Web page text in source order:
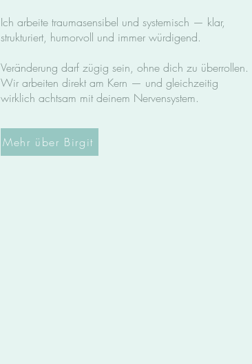
Ich arbeite traumasensibel und systemisch — klar,
strukturiert, humorvoll und immer würdigend.
Veränderung darf zügig sein, ohne dich zu überrollen.
Wir arbeiten direkt am Kern — und gleichzeitig
wirklich achtsam mit deinem Nervensystem.
Mehr über Birgit